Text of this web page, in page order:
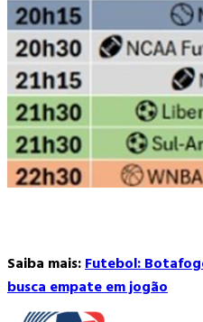
Saiba mais:Futebol:
busca empate em jogão